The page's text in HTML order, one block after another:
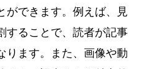
ができます。例えば、見
することで、読者が記事
ります。また、画像や動